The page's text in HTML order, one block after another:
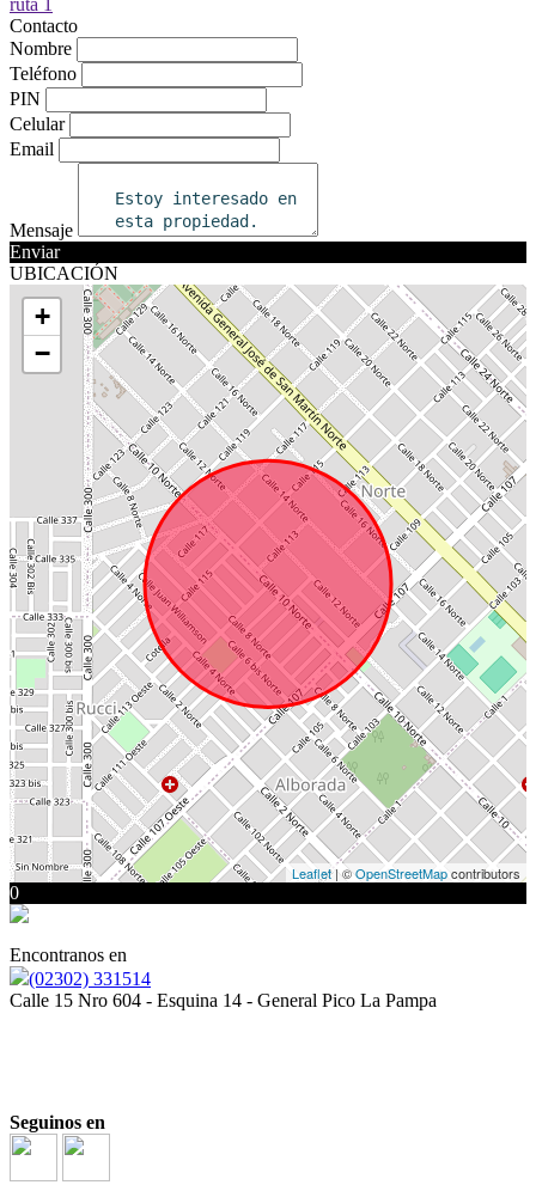
Contacto
Nombre
Teléfono
PIN
Celular
Email
Mensaje
Enviar
UBICACIÓN
+
−
Leaflet| ©OpenStreetMapcontributors
0
Encontranos en
(02302) 331514
Calle 15 Nro 604 - Esquina 14 - General Pico La Pampa
Seguinos en